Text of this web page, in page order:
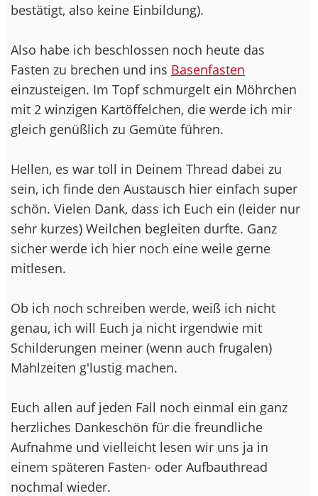
bestätigt, also keine Einbildung).
Also habe ich beschlossen noch heute das
Fasten zu brechen und ins Basenfasten
einzusteigen. Im Topf schmurgelt ein Möhrchen
mit 2 winzigen Kartöffelchen, die werde ich mir
gleich genüßlich zu Gemüte führen.
Hellen, es war toll in Deinem Thread dabei zu
sein, ich finde den Austausch hier einfach super
schön. Vielen Dank, dass ich Euch ein (leider nur
sehr kurzes) Weilchen begleiten durfte. Ganz
sicher werde ich hier noch eine weile gerne
mitlesen.
Ob ich noch schreiben werde, weiß ich nicht
genau, ich will Euch ja nicht irgendwie mit
Schilderungen meiner (wenn auch frugalen)
Mahlzeiten g'lustig machen.
Euch allen auf jeden Fall noch einmal ein ganz
herzliches Dankeschön für die freundliche
Aufnahme und vielleicht lesen wir uns ja in
einem späteren Fasten- oder Aufbauthread
nochmal wieder.